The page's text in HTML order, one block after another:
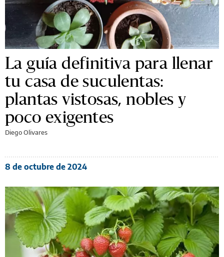
La guía definitiva para llenar
tu casa de suculentas:
plantas vistosas, nobles y
poco exigentes
Diego Olivares
8 de octubre de 2024